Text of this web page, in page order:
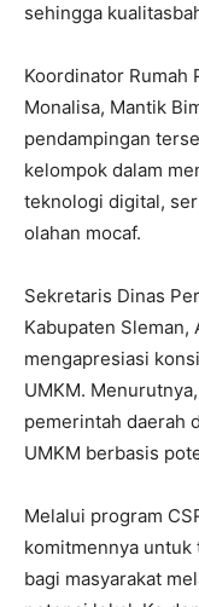
sehingga
Koordinator Rumah
Monalisa, Mantik
pendampingan
kelompok dalam
teknologi digital,
olahan mocaf.
Sekretaris Dinas
Kabupaten
mengapresiasi
UMKM.
pemerintah daerah
UMKM berbasis
Melalui program
komitmennya untuk
bagi masyarakat